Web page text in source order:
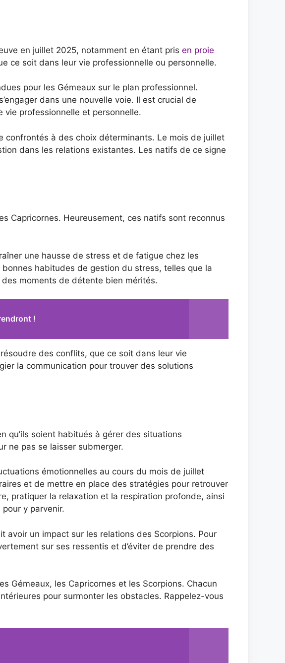
en juillet 2025, notamment en étant pris en proie
ce soit dans leur vie professionnelle ou personnelle.
pour les Gémeaux sur le plan professionnel.
dans une nouvelle voie. Il est crucial de
professionnelle et personnelle.
confrontés à des choix déterminants. Le mois de juillet
dans les relations existantes. Les natifs de ce signe
Capricornes. Heureusement, ces natifs sont reconnus
une hausse de stress et de fatigue chez les
habitudes de gestion du stress, telles que la
moments de détente bien mérités.
!
des conflits, que ce soit dans leur vie
la communication pour trouver des solutions
qu’ils soient habitués à gérer des situations
ne pas se laisser submerger.
émotionnelles au cours du mois de juillet
et de mettre en place des stratégies pour retrouver
pratiquer la relaxation et la respiration profonde, ainsi
y parvenir.
un impact sur les relations des Scorpions. Pour
sur ses ressentis et d’éviter de prendre des
Gémeaux, les Capricornes et les Scorpions. Chacun
pour surmonter les obstacles. Rappelez-vous